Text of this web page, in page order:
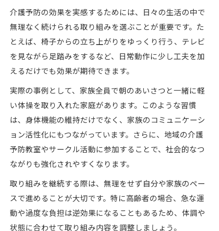
介護予防の効果を実感するためには、日々の生活の中で
無理なく続けられる取り組みを選ぶことが重要です。た
とえば、椅子からの立ち上がりをゆっくり行う、テレビ
を見ながら足踏みをするなど、日常動作に少し工夫を加
えるだけでも効果が期待できます。
実際の事例として、家族全員で朝のあいさつと一緒に軽
い体操を取り入れた家庭があります。このような習慣
は、身体機能の維持だけでなく、家族のコミュニケーシ
ョン活性化にもつながっています。さらに、地域の介護
予防教室やサークル活動に参加することで、社会的なつ
ながりも強化されやすくなります。
取り組みを継続する際は、無理をせず自分や家族のペー
スで進めることが大切です。特に高齢者の場合、急な運
動や過度な負担は逆効果になることもあるため、体調や
状態に合わせて取り組み内容を調整しましょう。